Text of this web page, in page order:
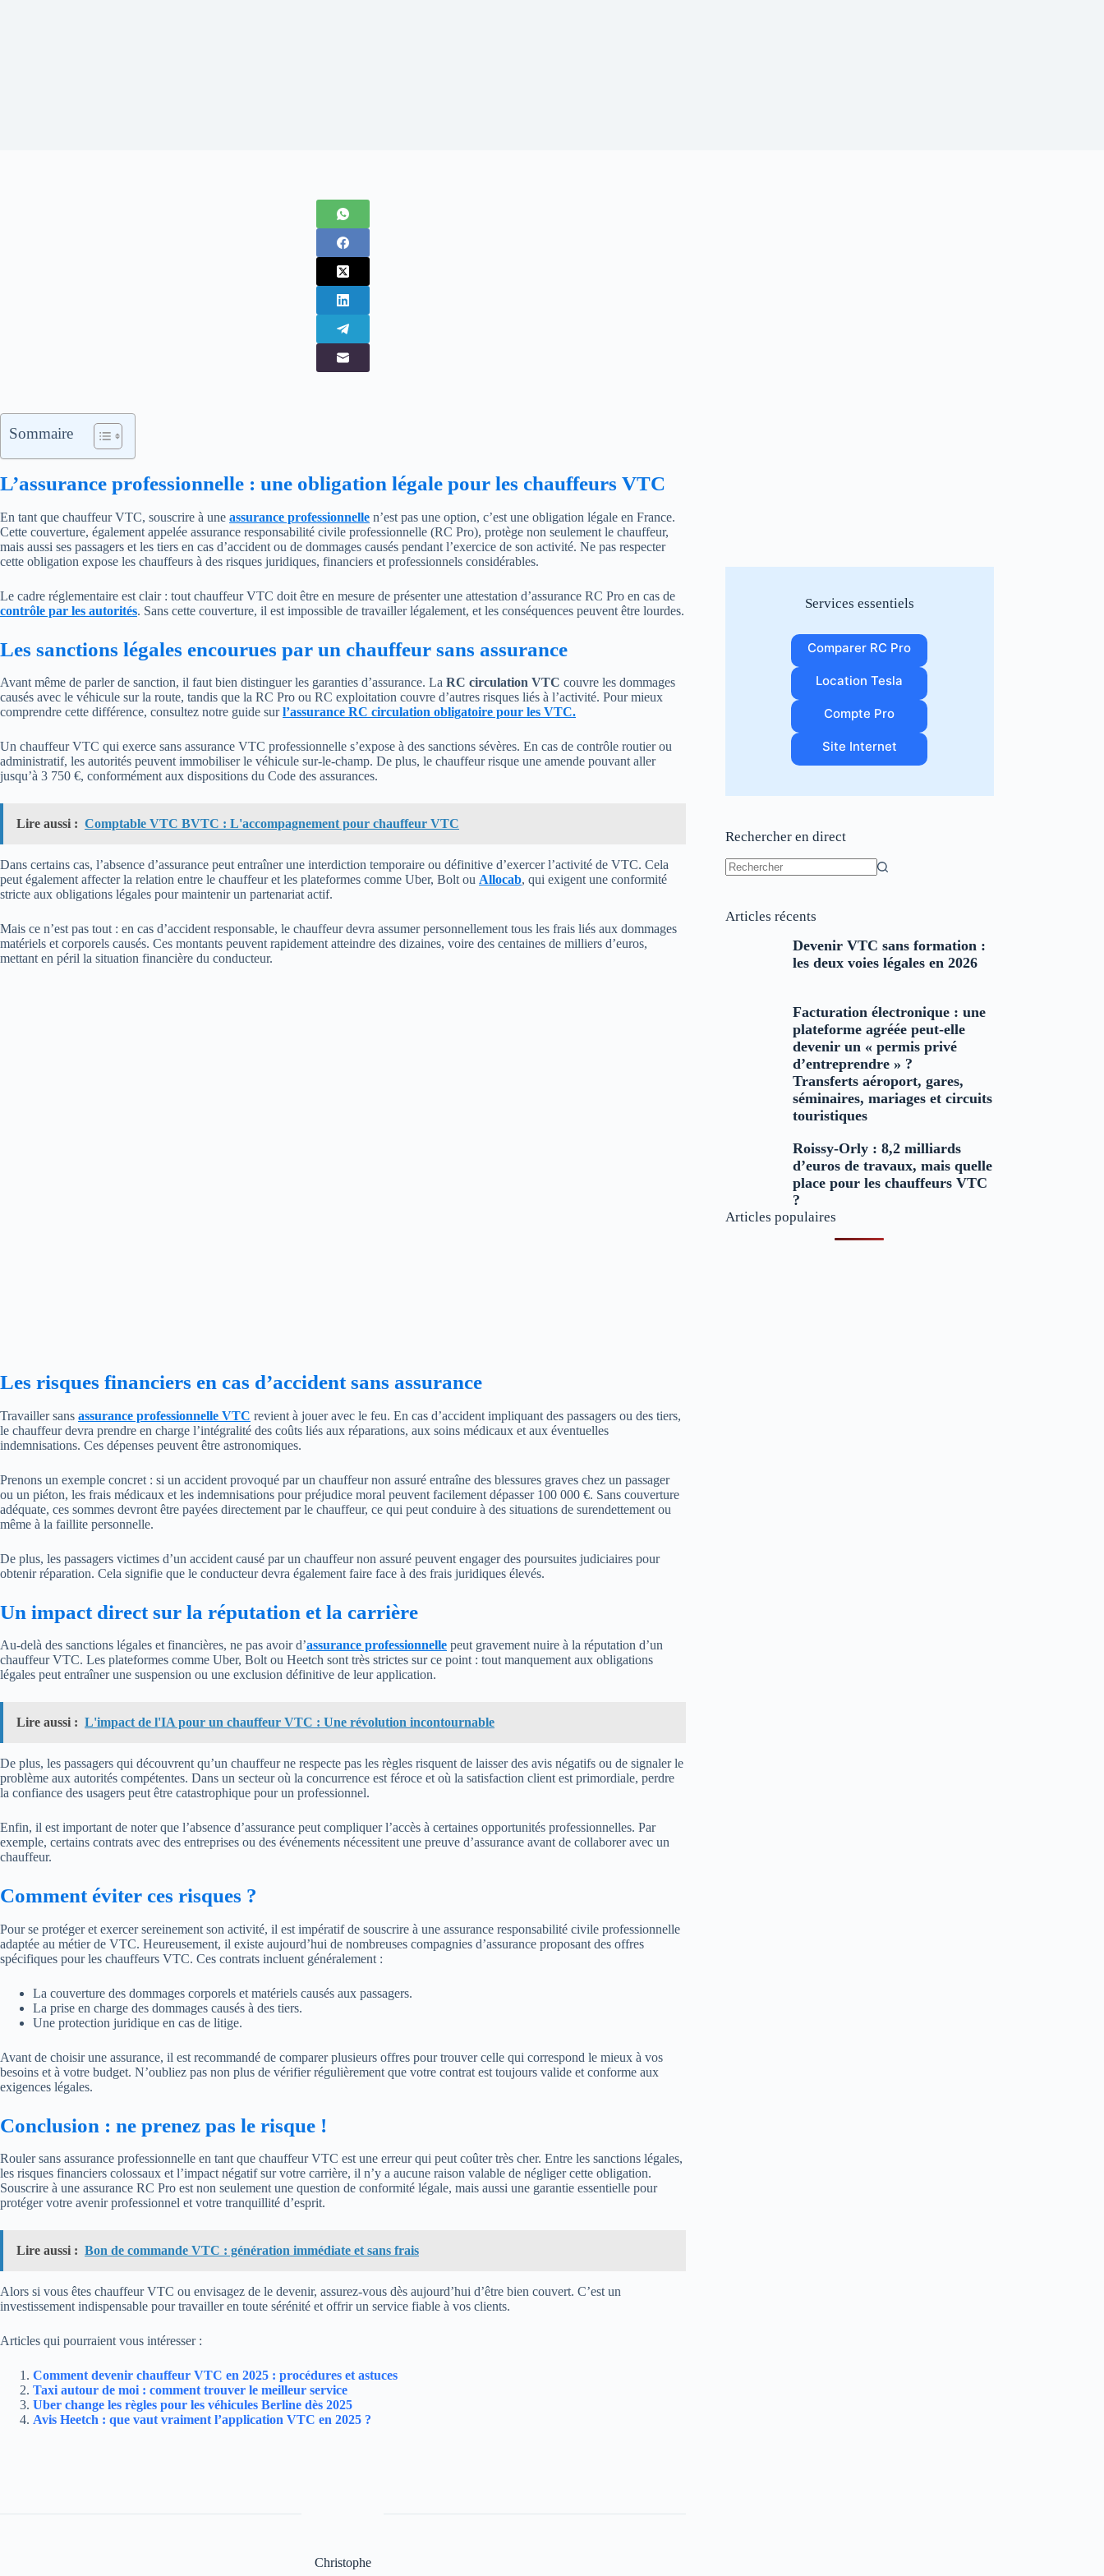
Sommaire
L’assurance professionnelle : une obligation légale pour les chauffeurs VTC
En tant que chauffeur VTC, souscrire à une assurance professionnelle n’est pas une option, c’est une obligation légale en France.
Cette couverture, également appelée assurance responsabilité civile professionnelle (RC Pro), protège non seulement le chauffeur,
mais aussi ses passagers et les tiers en cas d’accident ou de dommages causés pendant l’exercice de son activité. Ne pas respecter
cette obligation expose les chauffeurs à des risques juridiques, financiers et professionnels considérables.
Le cadre réglementaire est clair : tout chauffeur VTC doit être en mesure de présenter une attestation d’assurance RC Pro en cas de
contrôle par les autorités. Sans cette couverture, il est impossible de travailler légalement, et les conséquences peuvent être lourdes.
Les sanctions légales encourues par un chauffeur sans assurance
Avant même de parler de sanction, il faut bien distinguer les garanties d’assurance. La RC circulation VTC couvre les dommages
causés avec le véhicule sur la route, tandis que la RC Pro ou RC exploitation couvre d’autres risques liés à l’activité. Pour mieux
comprendre cette différence, consultez notre guide surl’assurance RC circulation obligatoire pour les VTC.
Un chauffeur VTC qui exerce sans assurance VTC professionnelle s’expose à des sanctions sévères. En cas de contrôle routier ou
administratif, les autorités peuvent immobiliser le véhicule sur-le-champ. De plus, le chauffeur risque une amende pouvant aller
jusqu’à 3 750 €, conformément aux dispositions du Code des assurances.
Lire aussi : Comptable VTC BVTC : L'accompagnement pour chauffeur VTC
Dans certains cas, l’absence d’assurance peut entraîner une interdiction temporaire ou définitive d’exercer l’activité de VTC. Cela
peut également affecter la relation entre le chauffeur et les plateformes comme Uber, Bolt ou Allocab, qui exigent une conformité
stricte aux obligations légales pour maintenir un partenariat actif.
Mais ce n’est pas tout : en cas d’accident responsable, le chauffeur devra assumer personnellement tous les frais liés aux dommages
matériels et corporels causés. Ces montants peuvent rapidement atteindre des dizaines, voire des centaines de milliers d’euros,
mettant en péril la situation financière du conducteur.
Les risques financiers en cas d’accident sans assurance
Travailler sans assurance professionnelle VTC revient à jouer avec le feu. En cas d’accident impliquant des passagers ou des tiers,
le chauffeur devra prendre en charge l’intégralité des coûts liés aux réparations, aux soins médicaux et aux éventuelles
indemnisations. Ces dépenses peuvent être astronomiques.
Prenons un exemple concret : si un accident provoqué par un chauffeur non assuré entraîne des blessures graves chez un passager
ou un piéton, les frais médicaux et les indemnisations pour préjudice moral peuvent facilement dépasser 100 000 €. Sans couverture
adéquate, ces sommes devront être payées directement par le chauffeur, ce qui peut conduire à des situations de surendettement ou
même à la faillite personnelle.
De plus, les passagers victimes d’un accident causé par un chauffeur non assuré peuvent engager des poursuites judiciaires pour
obtenir réparation. Cela signifie que le conducteur devra également faire face à des frais juridiques élevés.
Un impact direct sur la réputation et la carrière
Au-delà des sanctions légales et financières, ne pas avoir d’assurance professionnelle peut gravement nuire à la réputation d’un
chauffeur VTC. Les plateformes comme Uber, Bolt ou Heetch sont très strictes sur ce point : tout manquement aux obligations
légales peut entraîner une suspension ou une exclusion définitive de leur application.
Lire aussi : L'impact de l'IA pour un chauffeur VTC : Une révolution incontournable
De plus, les passagers qui découvrent qu’un chauffeur ne respecte pas les règles risquent de laisser des avis négatifs ou de signaler le
problème aux autorités compétentes. Dans un secteur où la concurrence est féroce et où la satisfaction client est primordiale, perdre
la confiance des usagers peut être catastrophique pour un professionnel.
Enfin, il est important de noter que l’absence d’assurance peut compliquer l’accès à certaines opportunités professionnelles. Par
exemple, certains contrats avec des entreprises ou des événements nécessitent une preuve d’assurance avant de collaborer avec un
chauffeur.
Comment éviter ces risques ?
Pour se protéger et exercer sereinement son activité, il est impératif de souscrire à une assurance responsabilité civile professionnelle
adaptée au métier de VTC. Heureusement, il existe aujourd’hui de nombreuses compagnies d’assurance proposant des offres
spécifiques pour les chauffeurs VTC. Ces contrats incluent généralement :
La couverture des dommages corporels et matériels causés aux passagers.
La prise en charge des dommages causés à des tiers.
Une protection juridique en cas de litige.
Avant de choisir une assurance, il est recommandé de comparer plusieurs offres pour trouver celle qui correspond le mieux à vos
besoins et à votre budget. N’oubliez pas non plus de vérifier régulièrement que votre contrat est toujours valide et conforme aux
exigences légales.
Conclusion : ne prenez pas le risque !
Rouler sans assurance professionnelle en tant que chauffeur VTC est une erreur qui peut coûter très cher. Entre les sanctions légales,
les risques financiers colossaux et l’impact négatif sur votre carrière, il n’y a aucune raison valable de négliger cette obligation.
Souscrire à une assurance RC Pro est non seulement une question de conformité légale, mais aussi une garantie essentielle pour
protéger votre avenir professionnel et votre tranquillité d’esprit.
Lire aussi : Bon de commande VTC : génération immédiate et sans frais
Alors si vous êtes chauffeur VTC ou envisagez de le devenir, assurez-vous dès aujourd’hui d’être bien couvert. C’est un
investissement indispensable pour travailler en toute sérénité et offrir un service fiable à vos clients.
Articles qui pourraient vous intéresser :
Comment devenir chauffeur VTC en 2025 : procédures et astuces
Taxi autour de moi : comment trouver le meilleur service
Uber change les règles pour les véhicules Berline dès 2025
Avis Heetch : que vaut vraiment l’application VTC en 2025 ?
Christophe
Services essentiels
Comparer RC Pro
Location Tesla
Compte Pro
Site Internet
Rechercher en direct
Articles récents
Devenir VTC sans formation :
les deux voies légales en 2026
Facturation électronique : une
plateforme agréée peut-elle
devenir un « permis privé
d’entreprendre » ?
Transferts aéroport, gares,
séminaires, mariages et circuits
touristiques
Roissy-Orly : 8,2 milliards
d’euros de travaux, mais quelle
place pour les chauffeurs VTC
?
Articles populaires